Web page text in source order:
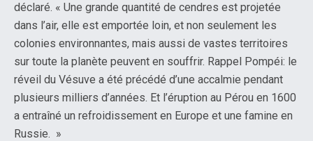
déclaré. « Une grande quantité de cendres est projetée
dans l’air, elle est emportée loin, et non seulement les
colonies environnantes, mais aussi de vastes territoires
sur toute la planète peuvent en souffrir. Rappel Pompéi: le
réveil du Vésuve a été précédé d’une accalmie pendant
plusieurs milliers d’années. Et l’éruption au Pérou en 1600
a entraîné un refroidissement en Europe et une famine en
Russie. »